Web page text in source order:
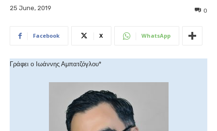
25 June, 2019 0
Facebook X WhatsApp
Γράφει ο Ιωάννης Αμπατζόγλου*